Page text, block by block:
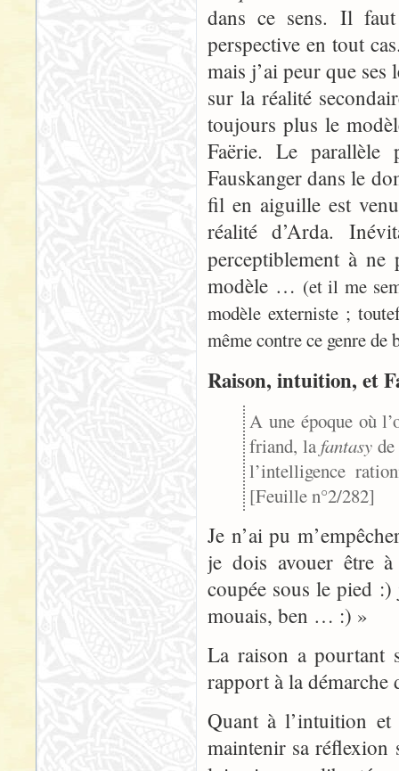
dans ce sens. Il
perspective en tout
mais j’ai peur que
sur la réalité
toujours plus le
Faërie. Le
Fauskanger dans le
fil en aiguille est
réalité d’Arda.
perceptiblement à
modèle … (et il me
modèle externiste ;
même contre ce genre de
Raison, intuition, et
A une époque où
friand, la fantasy
l’intelligence
[Feuille n°2/282]
Je n’ai pu
je dois avouer être
coupée sous le pied
mouais, ben … :) »
La raison a pourtant
rapport à la démarche
Quant à l’intuition et
maintenir sa réflexion